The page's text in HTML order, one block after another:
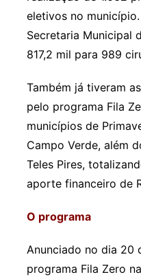
eletivos no
Secretaria Municipal
817,2 mil para 989
Também já tiveram
pelo programa Fila
municípios de
Campo Verde, além
Teles Pires,
aporte financeiro de
O programa
Anunciado no dia 20
programa Fila Zero